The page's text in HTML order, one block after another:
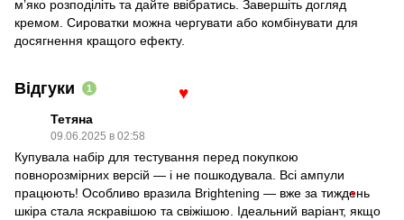
м’яко розподіліть та дайте ввібратись. Завершіть догляд
кремом. Сироватки можна чергувати або комбінувати для
досягнення кращого ефекту.
Відгуки 1
Тетяна
09.06.2025 в 02:58
Купувала набір для тестування перед покупкою
повнорозмірних версій — і не пошкодувала. Всі ампули
працюють! Особливо вразила Brightening — вже за тиждень
шкіра стала яскравішою та свіжішою. Ідеальний варіант, якщо
♥
♥